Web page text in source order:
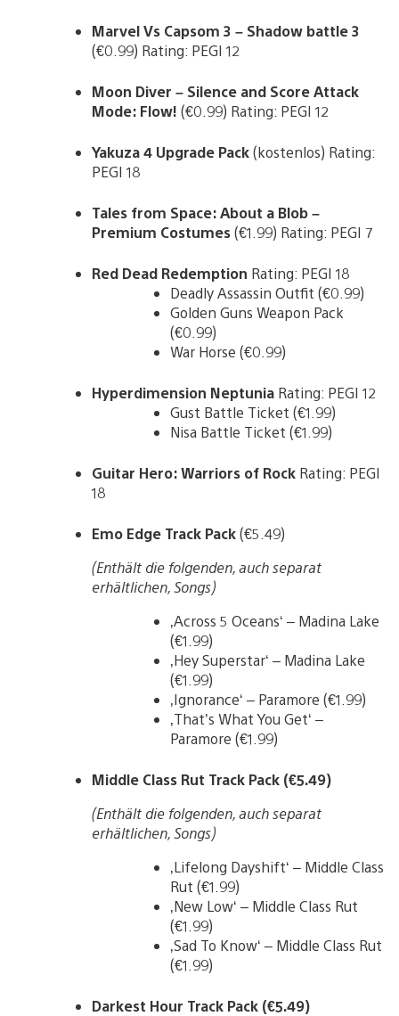
Marvel Vs Capsom 3 – Shadow battle 3
(€0.99) Rating: PEGI 12
Moon Diver – Silence and Score Attack
Mode: Flow! (€0.99) Rating: PEGI 12
Yakuza 4 Upgrade Pack(kostenlos) Rating:
PEGI 18
Tales from Space: About a Blob –
Premium Costumes(€1.99) Rating: PEGI 7
Red Dead Redemption Rating: PEGI 18
Deadly Assassin Outfit (€0.99)
Golden Guns Weapon Pack
(€0.99)
War Horse (€0.99)
Hyperdimension Neptunia Rating: PEGI 12
Gust Battle Ticket (€1.99)
Nisa Battle Ticket (€1.99)
Guitar Hero: Warriors of Rock Rating: PEGI
18
Emo Edge Track Pack(€5.49)
(Enthält die folgenden, auch separat
erhältlichen, Songs)
‚Across 5 Oceans‘ – Madina Lake
(€1.99)
‚Hey Superstar‘ – Madina Lake
(€1.99)
‚Ignorance‘ – Paramore (€1.99)
‚That’s What You Get‘ –
Paramore (€1.99)
Middle Class Rut Track Pack (€5.49)
(Enthält die folgenden, auch separat
erhältlichen, Songs)
‚Lifelong Dayshift‘ – Middle Class
Rut (€1.99)
‚New Low‘ – Middle Class Rut
(€1.99)
‚Sad To Know‘ – Middle Class Rut
(€1.99)
Darkest Hour Track Pack (€5.49)